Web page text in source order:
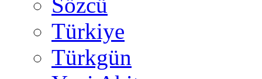
Sözcü
Türkiye
Türkgün